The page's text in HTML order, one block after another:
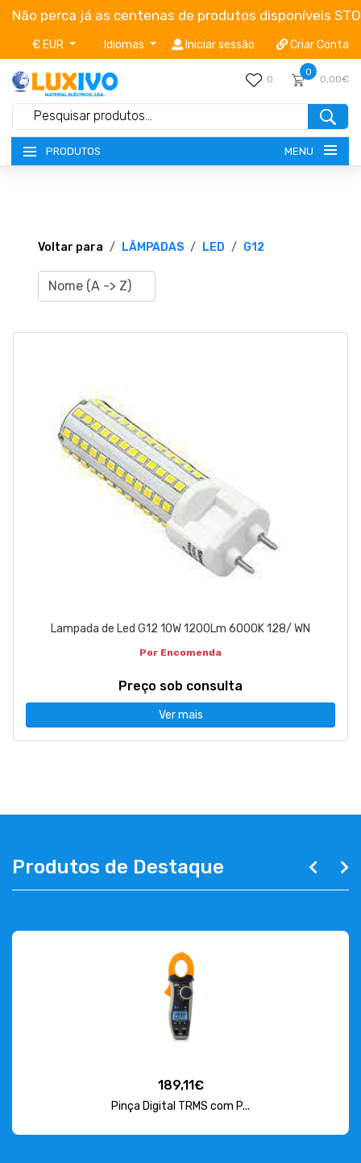
Não perca já as centenas de produtos disponíveis
€ EUR Idiomas Iniciar sessão Criar Conta
0
0
0,00€
PRODUTOS MENU
TERMOS E CONDIÇÕES
CATÁLOGOS
CONTACTOS
263 710 898 geral@luxivo.pt
Voltar para LÂMPADAS LED G12
Lampada de Led G12 10W 1200Lm 6000K 128/ WN
Por Encomenda
Preço sob consulta
Ver mais
Produtos de Destaque
189,11€
Pinça Digital TRMS com P...